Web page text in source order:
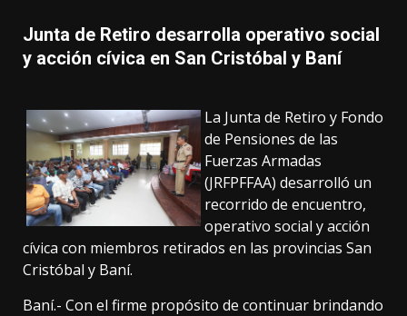
Junta de Retiro desarrolla operativo social
y acción cívica en San Cristóbal y Baní
La Junta de Retiro y Fondo
de Pensiones de las
Fuerzas Armadas
(JRFPFFAA) desarrolló un
recorrido de encuentro,
operativo social y acción
cívica con miembros retirados en las provincias San
Cristóbal y Baní.
Baní.- Con el firme propósito de continuar brindando